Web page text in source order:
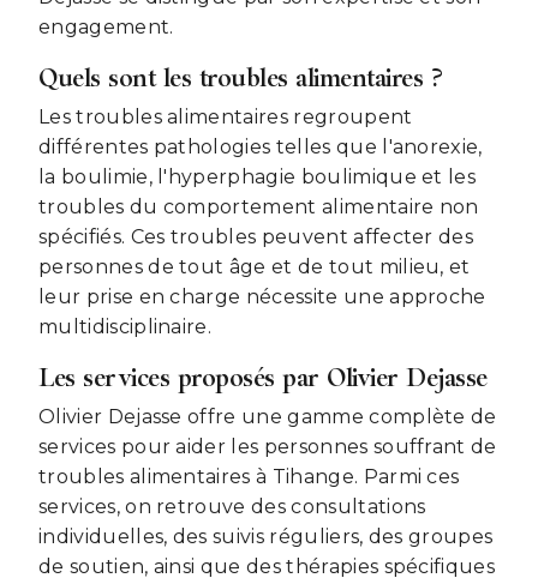
engagement.
Quels sont les troubles alimentaires ?
Les troubles alimentaires regroupent
différentes pathologies telles que l'anorexie,
la boulimie, l'hyperphagie boulimique et les
troubles du comportement alimentaire non
spécifiés. Ces troubles peuvent affecter des
personnes de tout âge et de tout milieu, et
leur prise en charge nécessite une approche
multidisciplinaire.
Les services proposés par Olivier Dejasse
Olivier Dejasse offre une gamme complète de
services pour aider les personnes souffrant de
troubles alimentaires à Tihange. Parmi ces
services, on retrouve des consultations
individuelles, des suivis réguliers, des groupes
de soutien, ainsi que des thérapies spécifiques